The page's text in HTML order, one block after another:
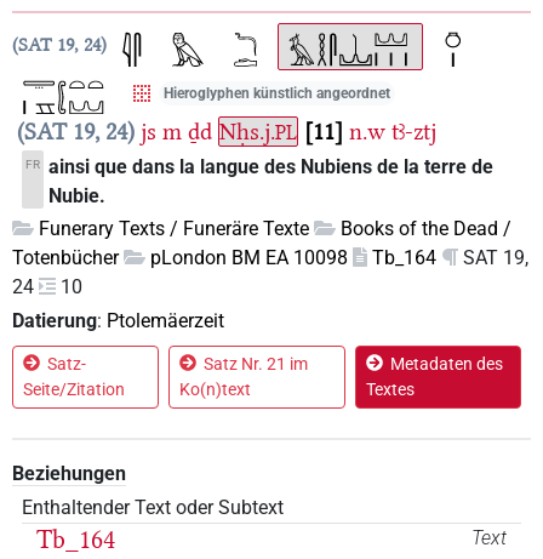
SAT 19, 24
Hieroglyphen künstlich angeordnet
SAT 19, 24 js m ḏd Nḥs.j.PL 11 n.w tꜣ-ztj
FR ainsi que dans la langue des Nubiens de la terre de
Nubie.
Funerary Texts / Funeräre Texte
Books of the Dead /
Totenbücher
pLondon BM EA 10098 Tb_164
SAT 19,
24
10
Datierung: Ptolemäerzeit
Satz-
Seite/Zitation
Satz Nr. 21 im
Ko(n)text
Metadaten des
Textes
Beziehungen
Enthaltender Text oder Subtext
Text
Tb_164